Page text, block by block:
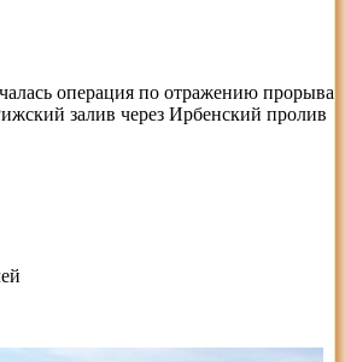
операция по отражению прорыва
залив через Ирбенский пролив